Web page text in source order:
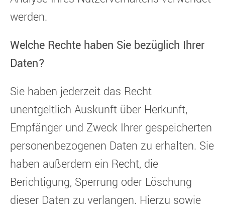
werden.
Welche Rechte haben Sie bezüglich Ihrer
Daten?
Sie haben jederzeit das Recht
unentgeltlich Auskunft über Herkunft,
Empfänger und Zweck Ihrer gespeicherten
personenbezogenen Daten zu erhalten. Sie
haben außerdem ein Recht, die
Berichtigung, Sperrung oder Löschung
dieser Daten zu verlangen. Hierzu sowie